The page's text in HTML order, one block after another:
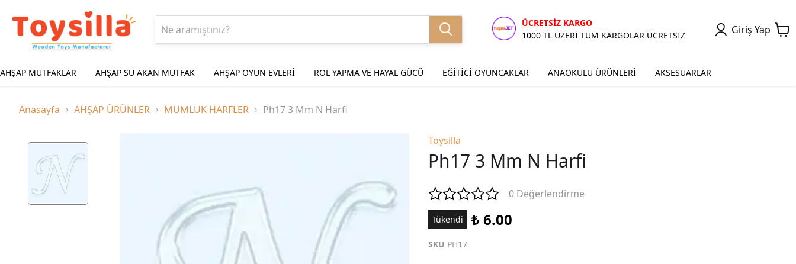
ÜCRETSİZ KARGO
1000 TL ÜZERİ TÜM KARGOLAR ÜCRETSİZ
Giriş Yap
AHŞAP MUTFAKLAR AHŞAP SU AKAN MUTFAK AHŞAP OYUN EVLERİ ROL YAPMA VE HAYAL GÜCÜ EĞİTİCİ OYUNCAKLAR ANAOKULU ÜRÜNLERİ AKSESUARLAR
Anasayfa AHŞAP ÜRÜNLER MUMLUK HARFLER Ph17 3 Mm N Harfi
Toysilla
Ph17 3 Mm N Harfi
0 Değerlendirme
Tükendi ₺ 6.00
SKU PH17